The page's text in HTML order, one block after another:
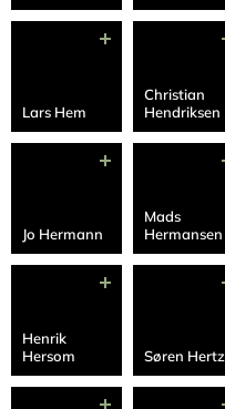
Lars Hem
Christian
Hendriksen
Jo Hermann
Mads
Hermansen
Henrik
Hersom
Søren Hertz